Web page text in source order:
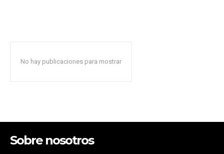
No hay publicaciones para mostrar
Sobre nosotros